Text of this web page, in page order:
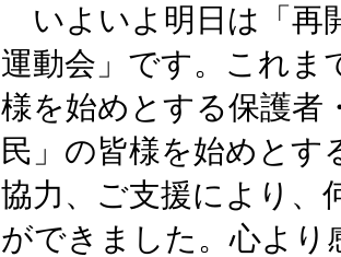
いよいよ明日は「再
運動会」です。これま
様を始めとする保護者
民」の皆様を始めとす
協力、ご支援により、
ができました。心より